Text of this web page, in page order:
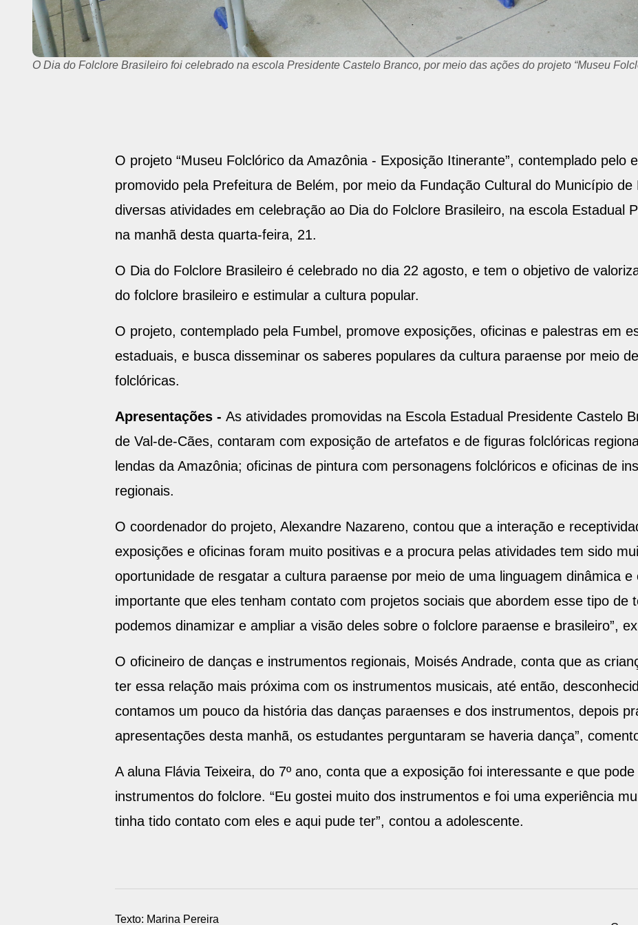
O projeto leva exposição de adereços relativos ao folclore do Pará e do Brasil
O projeto “Museu Folclórico da Amazônia - Exposição Itinerante”, contemplado pelo
promovido pela Prefeitura de Belém, por meio da Fundação Cultural do Município
diversas atividades em celebração ao Dia do Folclore Brasileiro, na escola Estadual
na manhã desta quarta-feira, 21.
O Dia do Folclore Brasileiro é celebrado no dia 22 agosto, e tem o objetivo de
do folclore brasileiro e estimular a cultura popular.
O projeto, contemplado pela Fumbel, promove exposições, oficinas e palestras em
estaduais, e busca disseminar os saberes populares da cultura paraense por meio
folclóricas.
Apresentações - As atividades promovidas na Escola Estadual Presidente Castelo
de Val-de-Cães, contaram com exposição de artefatos e de figuras folclóricas
lendas da Amazônia; oficinas de pintura com personagens folclóricos e oficinas de
regionais.
O coordenador do projeto, Alexandre Nazareno, contou que a interação e
exposições e oficinas foram muito positivas e a procura pelas atividades tem sido
oportunidade de resgatar a cultura paraense por meio de uma linguagem dinâmica e
importante que eles tenham contato com projetos sociais que abordem esse tipo de
podemos dinamizar e ampliar a visão deles sobre o folclore paraense e brasileiro”,
O oficineiro de danças e instrumentos regionais, Moisés Andrade, conta que as
ter essa relação mais próxima com os instrumentos musicais, até então,
contamos um pouco da história das danças paraenses e dos instrumentos, depois
apresentações desta manhã, os estudantes perguntaram se haveria dança”,
A aluna Flávia Teixeira, do 7º ano, conta que a exposição foi interessante e que
instrumentos do folclore. “Eu gostei muito dos instrumentos e foi uma experiência
tinha tido contato com eles e aqui pude ter”, contou a adolescente.
Texto: Marina Pereira